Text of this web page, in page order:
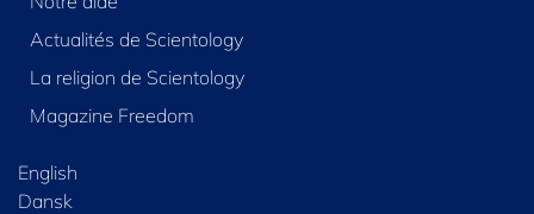
Actualités de Scientology
La religion de Scientology
Magazine Freedom
English
Dansk